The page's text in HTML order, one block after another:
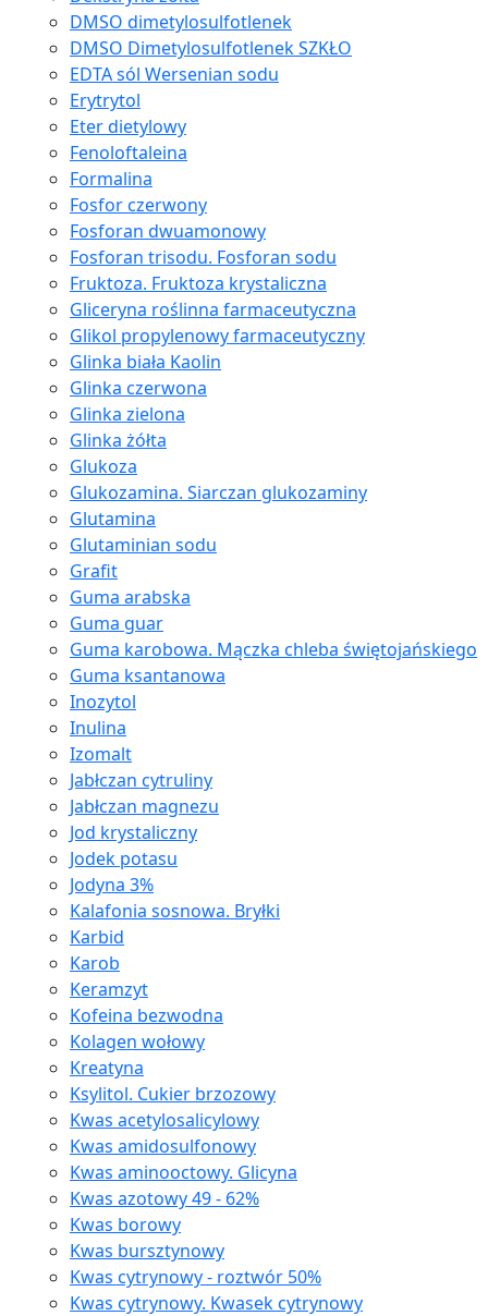
DMSO dimetylosulfotlenek
DMSO Dimetylosulfotlenek SZKŁO
EDTA sól Wersenian sodu
Erytrytol
Eter dietylowy
Fenoloftaleina
Formalina
Fosfor czerwony
Fosforan dwuamonowy
Fosforan trisodu. Fosforan sodu
Fruktoza. Fruktoza krystaliczna
Gliceryna roślinna farmaceutyczna
Glikol propylenowy farmaceutyczny
Glinka biała Kaolin
Glinka czerwona
Glinka zielona
Glinka żółta
Glukoza
Glukozamina. Siarczan glukozaminy
Glutamina
Glutaminian sodu
Grafit
Guma arabska
Guma guar
Guma karobowa. Mączka chleba świętojańskiego
Guma ksantanowa
Inozytol
Inulina
Izomalt
Jabłczan cytruliny
Jabłczan magnezu
Jod krystaliczny
Jodek potasu
Jodyna 3%
Kalafonia sosnowa. Bryłki
Karbid
Karob
Keramzyt
Kofeina bezwodna
Kolagen wołowy
Kreatyna
Ksylitol. Cukier brzozowy
Kwas acetylosalicylowy
Kwas amidosulfonowy
Kwas aminooctowy. Glicyna
Kwas azotowy 49 - 62%
Kwas borowy
Kwas bursztynowy
Kwas cytrynowy - roztwór 50%
Kwas cytrynowy. Kwasek cytrynowy